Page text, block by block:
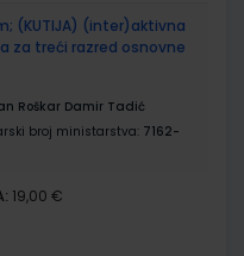
(KUTIJA) (inter)aktivna
za treći razred osnovne
Roškar Damir Tadić
broj ministarstva: 7162-
19,00 €